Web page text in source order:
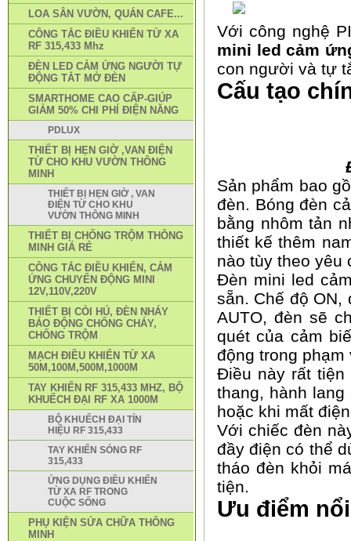
LOA SÂN VƯỜN, QUÁN CAFE...
CÔNG TẮC ĐIỀU KHIỂN TỪ XA
RF 315,433 Mhz
ĐÈN LED CẢM ỨNG NGƯỜI TỰ
ĐỘNG TẮT MỞ ĐÈN
SMARTHOME CAO CẤP-GIÚP
GIẢM 50% CHI PHÍ ĐIỆN NĂNG
PDLUX
THIẾT BỊ HẸN GIỜ ,VAN ĐIỆN
TỪ CHO KHU VƯỜN THÔNG
MINH
THIẾT BỊ HẸN GIỜ , VAN
ĐIỆN TỪ CHO KHU
VƯỜN THÔNG MINH
THIẾT BỊ CHỐNG TRỘM THÔNG
MINH GIÁ RẺ
CÔNG TẮC ĐIỀU KHIỂN, CẢM
ỨNG CHUYỂN ĐỘNG MINI
12V,110V,220V
THIẾT BỊ CÒI HÚ, ĐÈN NHÁY
BÁO ĐỘNG CHỐNG CHÁY,
CHỐNG TRỘM
MẠCH ĐIỀU KHIỂN TỪ XA
50M,100M,500M,1000M
TAY KHIỂN RF 315,433 MHZ, BỘ
KHUẾCH ĐẠI RF XA 1000M
BỘ KHUẾCH ĐẠI TÍN
HIỆU RF 315,433
TAY KHIỂN SÓNG RF
315,433
ỨNG DỤNG ĐIỀU KHIỂN
TỪ XA RF TRONG
CUỘC SỐNG
PHỤ KIỆN SỬA CHỮA THÔNG
MINH
Với công nghệ
mini led cảm
con người và tự
Cấu tạo
Sản phẩm bao
đèn. Bóng đèn
bằng nhôm tản
thiết kế thêm
nào tùy theo yêu
Đèn mini led
sẵn. Chế độ ON,
AUTO, đèn sẽ
quét của cảm
động trong
Điều này rất
thang, hành
hoặc khi mất
Với chiếc đèn
đầy điện có thể
tháo đèn khỏi
tiện.
Ưu điểm